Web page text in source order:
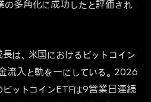
の多角化に成功したと評価され
は、米国におけるビットコイン
流入と軌を一にしている。2026
ットコインETFは9営業日連続